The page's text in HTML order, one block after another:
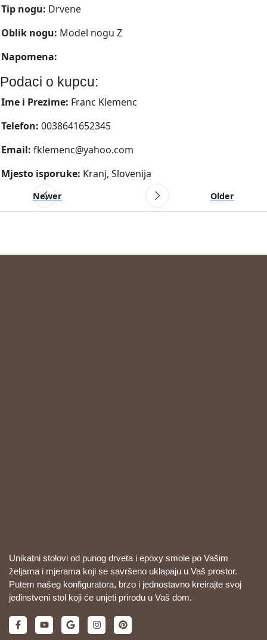
Tip nogu: Drvene
Oblik nogu: Model nogu Z
Napomena:
Podaci o kupcu:
Ime i Prezime: Franc Klemenc
Telefon: 0038641652345
Email: fklemenc@yahoo.com
Mjesto isporuke: Kranj, Slovenija
Newer Older
Unikatni stolovi od punog drveta i epoxy smole po Vašim
željama i mjerama koji se savršeno uklapaju u Vaš prostor.
Putem našeg konfiguratora, brzo i jednostavno kreirajte svoj
jedinstveni stol koji će unjeti prirodu u Vaš dom.